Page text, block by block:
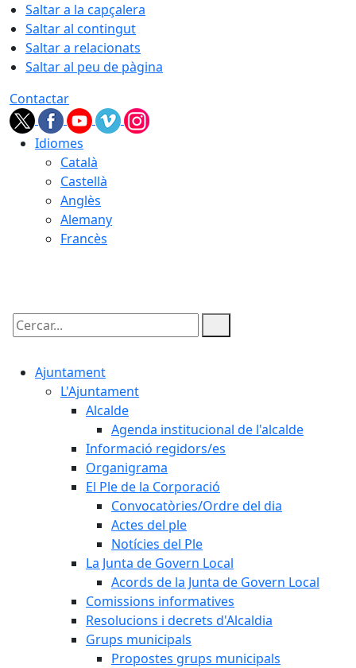
Saltar a la capçalera
Saltar al contingut
Saltar a relacionats
Saltar al peu de pàgina
Contactar
Idiomes
Català
Castellà
Anglès
Alemany
Francès
Cercar:
Ajuntament
L'Ajuntament
Alcalde
Agenda institucional de l'alcalde
Informació regidors/es
Organigrama
El Ple de la Corporació
Convocatòries/Ordre del dia
Actes del ple
Notícies del Ple
La Junta de Govern Local
Acords de la Junta de Govern Local
Comissions informatives
Resolucions i decrets d'Alcaldia
Grups municipals
Propostes grups municipals